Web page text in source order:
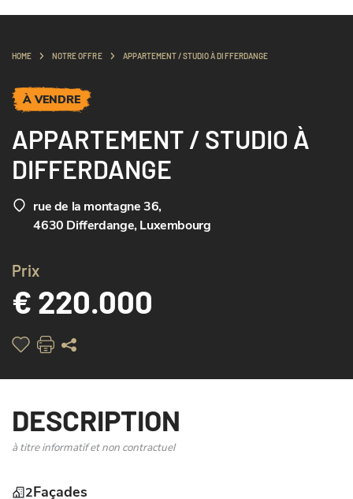
HOME NOTRE OFFRE APPARTEMENT / STUDIO À DIFFERDANGE
À VENDRE
APPARTEMENT / STUDIO À
DIFFERDANGE
rue de la montagne 36,
4630 Differdange, Luxembourg
Prix
€ 220.000
DESCRIPTION
à titre informatif et non contractuel
2Façades